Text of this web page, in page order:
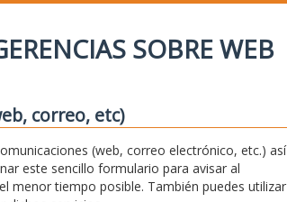
SOBRE WEB
correo, etc)
(web, correo electrónico, etc.) así
este sencillo formulario para avisar al
menor tiempo posible. También puedes utilizar